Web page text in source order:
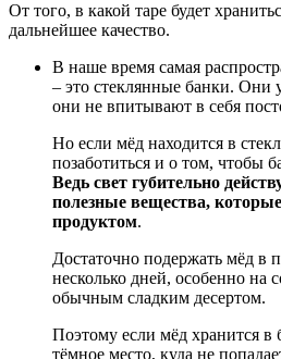
От того, в какой таре будет
дальнейшее качество.
В наше время самая
– это стеклянные банки. Они
они не впитывают в себя
Но если мёд находится в
позаботиться и о том, чтобы
Ведь свет губительно
полезные вещества,
продуктом.
Достаточно подержать мёд в
несколько дней, особенно на
обычным сладким десертом.
Поэтому если мёд хранится в
тёмное место, куда не